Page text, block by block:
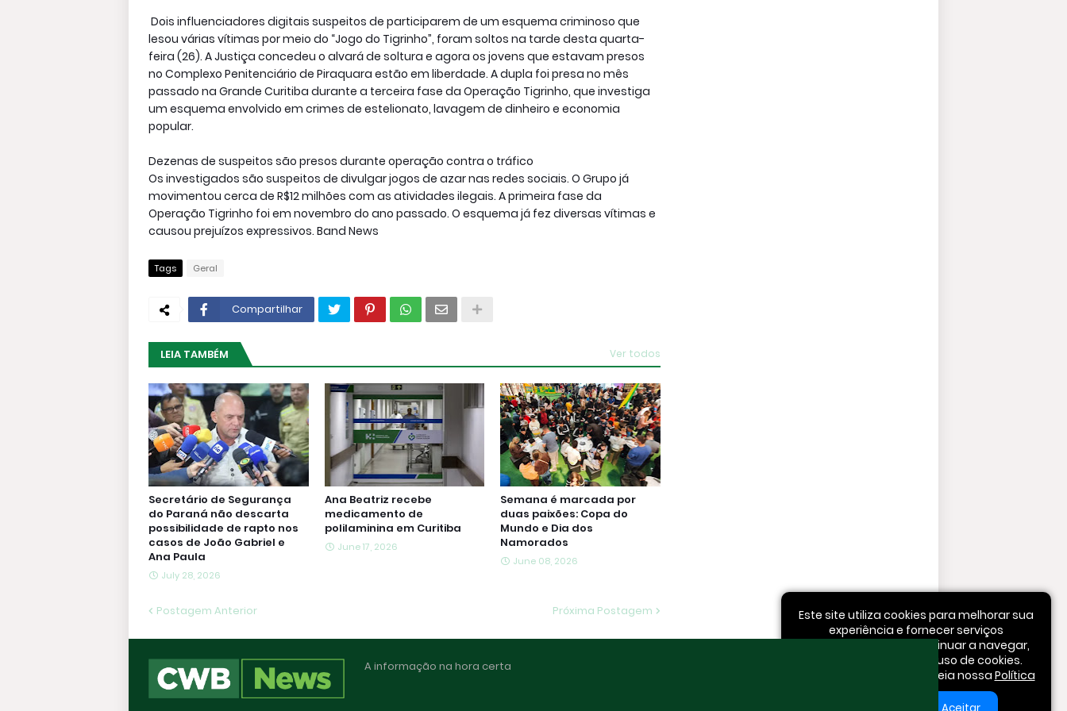
Dois influenciadores digitais suspeitos de participarem de um esquema criminoso que
lesou várias vítimas por meio do “Jogo do Tigrinho”, foram soltos na tarde desta quarta-
feira (26). A Justiça concedeu o alvará de soltura e agora os jovens que estavam presos
no Complexo Penitenciário de Piraquara estão em liberdade. A dupla foi presa no mês
passado na Grande Curitiba durante a terceira fase da Operação Tigrinho, que investiga
um esquema envolvido em crimes de estelionato, lavagem de dinheiro e economia
popular.
Dezenas de suspeitos são presos durante operação contra o tráfico
Os investigados são suspeitos de divulgar jogos de azar nas redes sociais. O Grupo já
movimentou cerca de R$12 milhões com as atividades ilegais. A primeira fase da
Operação Tigrinho foi em novembro do ano passado. O esquema já fez diversas vítimas e
causou prejuízos expressivos. Band News
Tags Geral
Compartilhar
LEIA TAMBÉM Ver todos
Secretário de Segurança
do Paraná não descarta
possibilidade de rapto nos
casos de João Gabriel e
Ana Paula
July 28, 2026
Ana Beatriz recebe
medicamento de
polilaminina em Curitiba
June 17, 2026
Semana é marcada por
duas paixões: Copa do
Mundo e Dia dos
Namorados
June 08, 2026
Postagem Anterior Próxima Postagem
Este site utiliza cookies para melhorar sua
experiência e fornecer serviços
personalizados. Ao continuar a navegar,
você concorda com o uso de cookies.
Para mais informações, leia nossa Política
A informação na hora certa